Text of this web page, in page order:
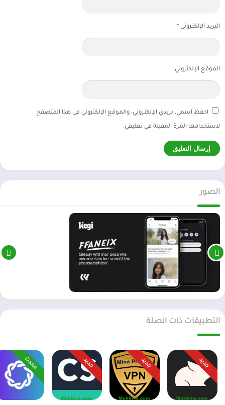
البريد الإلكتروني *
الموقع الإلكتروني
احفظ اسمي، بريدي الإلكتروني، والموقع الإلكتروني في هذا المتصفح
لاستخدامها المرة المقبلة في تعليقي.
الصور
التطبيقات ذات الصلة
جديد جديد جديد محدث